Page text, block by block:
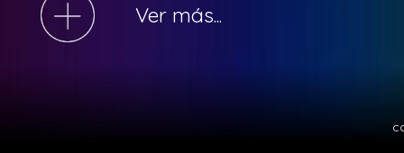
Ver más...